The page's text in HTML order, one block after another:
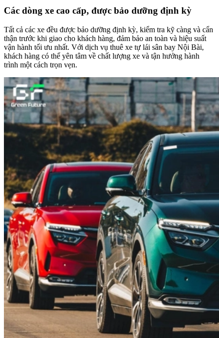
Các dòng xe cao cấp, được bảo dưỡng định kỳ
Tất cả các xe đều được bảo dưỡng định kỳ, kiểm tra kỹ càng và cẩn
thận trước khi giao cho khách hàng, đảm bảo an toàn và hiệu suất
vận hành tối ưu nhất. Với dịch vụ thuê xe tự lái sân bay Nội Bài,
khách hàng có thể yên tâm về chất lượng xe và tận hưởng hành
trình một cách trọn vẹn.